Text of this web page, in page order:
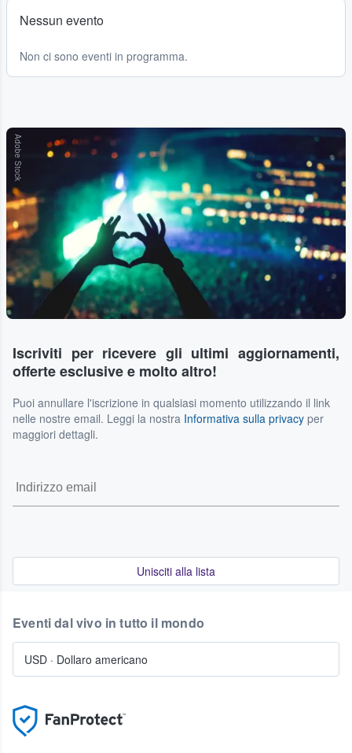
Nessun evento
Non ci sono eventi in programma.
Adobe Stock
Iscriviti per ricevere gli ultimi aggiornamenti,
offerte esclusive e molto altro!
Puoi annullare l'iscrizione in qualsiasi momento utilizzando il link
nelle nostre email. Leggi la nostra Informativa sulla privacy per
maggiori dettagli.
Unisciti alla lista
Eventi dal vivo in tutto il mondo
USD · Dollaro americano